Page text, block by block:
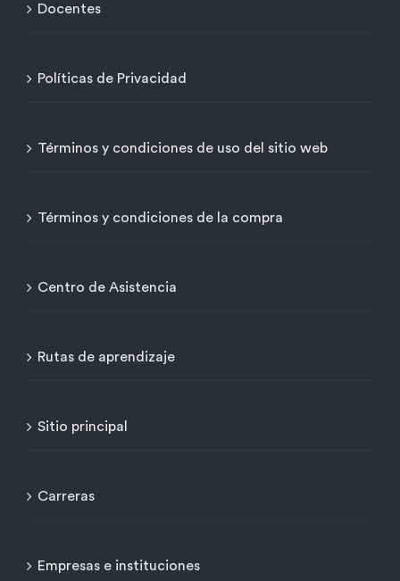
Docentes
Políticas de Privacidad
Términos y condiciones de uso del sitio web
Términos y condiciones de la compra
Centro de Asistencia
Rutas de aprendizaje
Sitio principal
Carreras
Empresas e instituciones